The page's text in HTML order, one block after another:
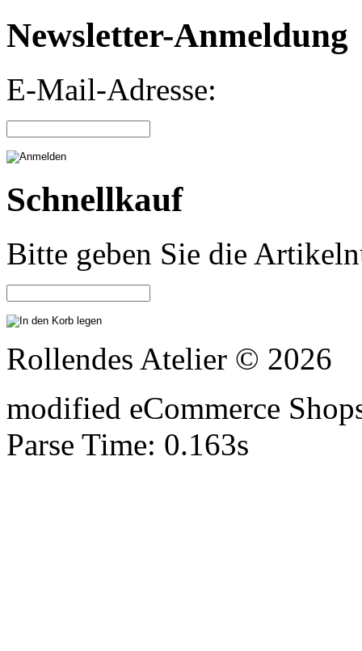
Newsletter-Anmeldung
E-Mail-Adresse:
Schnellkauf
Bitte geben Sie die
Rollendes Atelier © 2026
modified eCommerce
Parse Time: 0.163s